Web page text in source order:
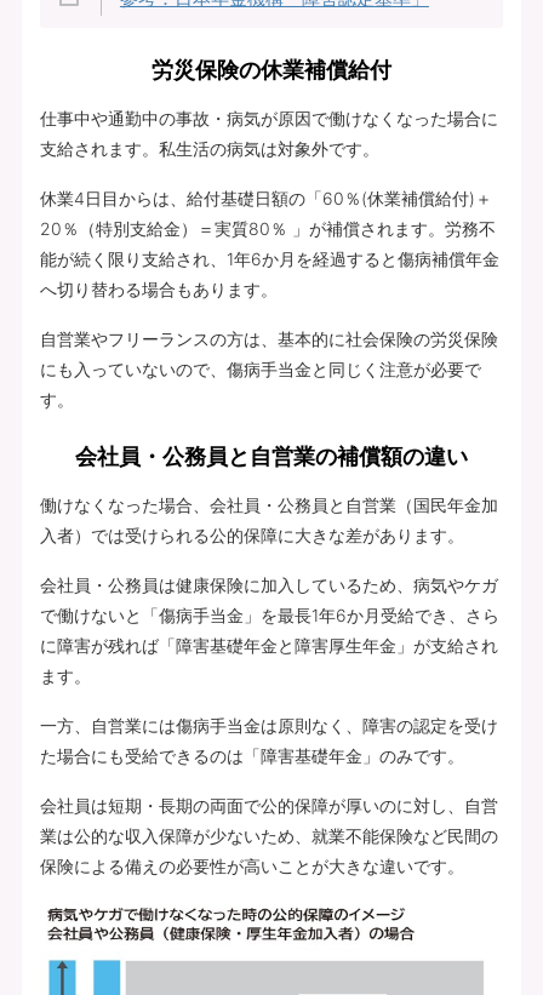
労災保険の休業補償給付
仕事中や通勤中の事故・病気が原因で働けなくなった場合に
支給されます。私生活の病気は対象外です。
休業4日目からは、給付基礎日額の「60％(休業補償給付)＋
20％（特別支給金）＝実質80％ 」が補償されます。労務不
能が続く限り支給され、1年6か月を経過すると傷病補償年金
へ切り替わる場合もあります。
自営業やフリーランスの方は、基本的に社会保険の労災保険
にも入っていないので、傷病手当金と同じく注意が必要で
す。
会社員・公務員と自営業の補償額の違い
働けなくなった場合、会社員・公務員と自営業（国民年金加
入者）では受けられる公的保障に大きな差があります。
会社員・公務員は健康保険に加入しているため、病気やケガ
で働けないと「傷病手当金」を最長1年6か月受給でき、さら
に障害が残れば「障害基礎年金と障害厚生年金」が支給され
ます。
一方、自営業には傷病手当金は原則なく、障害の認定を受け
た場合にも受給できるのは「障害基礎年金」のみです。
会社員は短期・長期の両面で公的保障が厚いのに対し、自営
業は公的な収入保障が少ないため、就業不能保険など民間の
保険による備えの必要性が高いことが大きな違いです。